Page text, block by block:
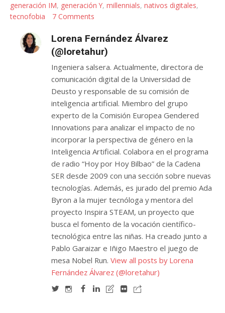
generación IM, generación Y, millennials, nativos digitales,
tecnofobia
7 Comments
Lorena Fernández Álvarez
(@loretahur)
Ingeniera salsera. Actualmente, directora de
comunicación digital de la Universidad de
Deusto y responsable de su comisión de
inteligencia artificial. Miembro del grupo
experto de la Comisión Europea Gendered
Innovations para analizar el impacto de no
incorporar la perspectiva de género en la
Inteligencia Artificial. Colabora en el programa
de radio “Hoy por Hoy Bilbao” de la Cadena
SER desde 2009 con una sección sobre nuevas
tecnologías. Además, es jurado del premio Ada
Byron a la mujer tecnóloga y mentora del
proyecto Inspira STEAM, un proyecto que
busca el fomento de la vocación científico-
tecnológica entre las niñas. Ha creado junto a
Pablo Garaizar e Iñigo Maestro el juego de
mesa Nobel Run. View all posts by Lorena
Fernández Álvarez (@loretahur)